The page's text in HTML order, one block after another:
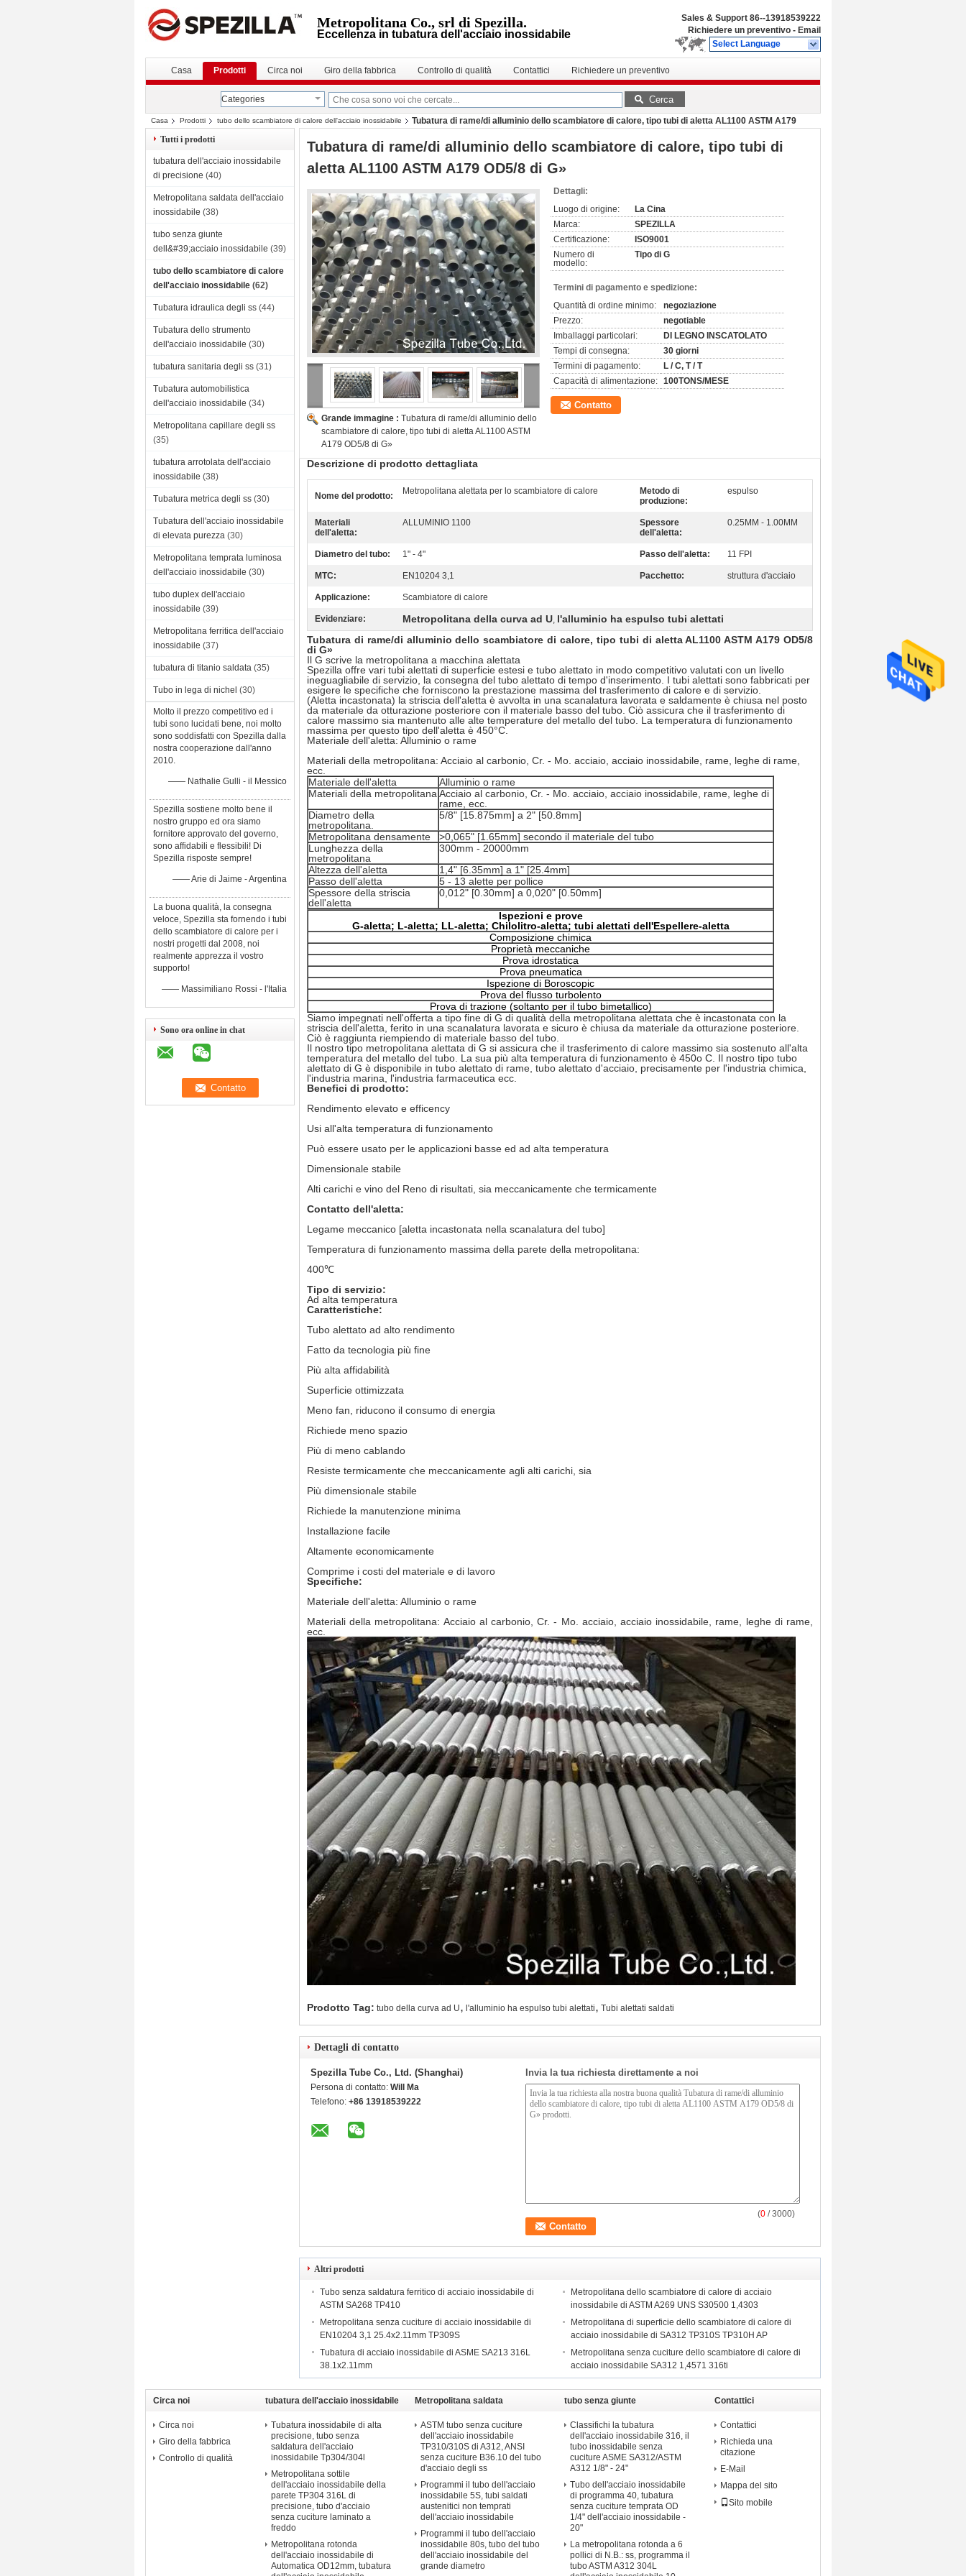
Metropolitana Co., srl di Spezilla.
Eccellenza in tubatura dell'acciaio inossidabile
Sales & Support 86--13918539222
Richiedere un preventivo - Email
Select Language
Casa Prodotti Circa noi Giro della fabbrica Controllo di qualità Contattici Richiedere un preventivo
Categories Cerca
Casa Prodotti tubo dello scambiatore di calore dell'acciaio inossidabile
Tubatura di rame/di alluminio dello scambiatore di calore, tipo tubi di aletta AL1100 ASTM A179
OD5/8 di G»
Tutti i prodotti
tubatura dell'acciaio inossidabile
di precisione (40)
Metropolitana saldata dell'acciaio
inossidabile (38)
tubo senza giunte
dell&#39;acciaio inossidabile (39)
tubo dello scambiatore di calore
dell'acciaio inossidabile (62)
Tubatura idraulica degli ss (44)
Tubatura dello strumento
dell'acciaio inossidabile (30)
tubatura sanitaria degli ss (31)
Tubatura automobilistica
dell'acciaio inossidabile (34)
Metropolitana capillare degli ss
(35)
tubatura arrotolata dell'acciaio
inossidabile (38)
Tubatura metrica degli ss (30)
Tubatura dell'acciaio inossidabile
di elevata purezza (30)
Metropolitana temprata luminosa
dell'acciaio inossidabile (30)
tubo duplex dell'acciaio
inossidabile (39)
Metropolitana ferritica dell'acciaio
inossidabile (37)
tubatura di titanio saldata (35)
Tubo in lega di nichel (30)
Molto il prezzo competitivo ed i
tubi sono lucidati bene, noi molto
sono soddisfatti con Spezilla dalla
nostra cooperazione dall'anno
2010.
—— Nathalie Gulli - il Messico
Spezilla sostiene molto bene il
nostro gruppo ed ora siamo
fornitore approvato del governo,
sono affidabili e flessibili! Di
Spezilla risposte sempre!
—— Arie di Jaime - Argentina
La buona qualità, la consegna
veloce, Spezilla sta fornendo i tubi
dello scambiatore di calore per i
nostri progetti dal 2008, noi
realmente apprezza il vostro
supporto!
—— Massimiliano Rossi - l'Italia
Sono ora online in chat
Tubatura di rame/di alluminio dello scambiatore di calore, tipo tubi di
aletta AL1100 ASTM A179 OD5/8 di G»
Grande immagine : Tubatura di rame/di alluminio dello
scambiatore di calore, tipo tubi di aletta AL1100 ASTM
A179 OD5/8 di G»
Dettagli:
Luogo di origine:
La Cina
Marca:
SPEZILLA
Certificazione:
ISO9001
Numero di
modello:
Tipo di G
Termini di pagamento e spedizione:
Quantità di ordine minimo:
negoziazione
Prezzo:
negotiable
Imballaggi particolari:
DI LEGNO INSCATOLATO
Tempi di consegna:
30 giorni
Termini di pagamento:
L / C, T / T
Capacità di alimentazione: 100TONS/MESE
Contatto
Descrizione di prodotto dettagliata
Nome del prodotto: Metropolitana alettata per lo scambiatore di calore
Metodo di
produzione:
espulso
Materiali
dell'aletta:
ALLUMINIO 1100
Spessore
dell'aletta:
0.25MM - 1.00MM
Diametro del tubo: 1" - 4" Passo dell'aletta: 11 FPI
MTC: EN10204 3,1 Pacchetto: struttura d'acciaio
Applicazione: Scambiatore di calore
Evidenziare: Metropolitana della curva ad U, l'alluminio ha espulso tubi alettati
Tubatura di rame/di alluminio dello scambiatore di calore, tipo tubi di aletta AL1100 ASTM A179 OD5/8
di G»
Il G scrive la metropolitana a macchina alettata
Spezilla offre vari tubi alettati di superficie estesi e tubo alettato in modo competitivo valutati con un livello
ineguagliabile di servizio, la consegna del tubo alettato di tempo d'inserimento. I tubi alettati sono fabbricati per
esigere le specifiche che forniscono la prestazione massima del trasferimento di calore e di servizio.
(Aletta incastonata) la striscia dell'aletta è avvolta in una scanalatura lavorata e saldamente è chiusa nel posto
da materiale da otturazione posteriore con il materiale basso del tubo. Ciò assicura che il trasferimento di
calore massimo sia mantenuto alle alte temperature del metallo del tubo. La temperatura di funzionamento
massima per questo tipo dell'aletta è 450°C.
Materiale dell'aletta: Alluminio o rame
Materiali della metropolitana: Acciaio al carbonio, Cr. - Mo. acciaio, acciaio inossidabile, rame, leghe di rame,
ecc.
Materiale dell'aletta
Alluminio o rame
Materiali della metropolitana Acciaio al carbonio, Cr. - Mo. acciaio, acciaio inossidabile, rame, leghe di
rame, ecc.
Diametro della
metropolitana.
5/8" [15.875mm] a 2" [50.8mm]
Metropolitana densamente
>0,065" [1.65mm] secondo il materiale del tubo
Lunghezza della
metropolitana
300mm - 20000mm
Altezza dell'aletta
1,4" [6.35mm] a 1" [25.4mm]
Passo dell'aletta
5 - 13 alette per pollice
Spessore della striscia
dell'aletta
0,012" [0.30mm] a 0,020" [0.50mm]
Ispezioni e prove
G-aletta; L-aletta; LL-aletta; Chilolitro-aletta; tubi alettati dell'Espellere-aletta
Composizione chimica
Proprietà meccaniche
Prova idrostatica
Prova pneumatica
Ispezione di Boroscopic
Prova del flusso turbolento
Prova di trazione (soltanto per il tubo bimetallico)
Siamo impegnati nell'offerta a tipo fine di G di qualità della metropolitana alettata che è incastonata con la
striscia dell'aletta, ferito in una scanalatura lavorata e sicuro è chiusa da materiale da otturazione posteriore.
Ciò è raggiunta riempiendo di materiale basso del tubo.
Il nostro tipo metropolitana alettata di G si assicura che il trasferimento di calore massimo sia sostenuto all'alta
temperatura del metallo del tubo. La sua più alta temperatura di funzionamento è 450o C. Il nostro tipo tubo
alettato di G è disponibile in tubo alettato di rame, tubo alettato d'acciaio, precisamente per l'industria chimica,
l'industria marina, l'industria farmaceutica ecc.
Benefici di prodotto:
Rendimento elevato e efficency
Usi all'alta temperatura di funzionamento
Può essere usato per le applicazioni basse ed ad alta temperatura
Dimensionale stabile
Alti carichi e vino del Reno di risultati, sia meccanicamente che termicamente
Contatto dell'aletta:
Legame meccanico [aletta incastonata nella scanalatura del tubo]
Temperatura di funzionamento massima della parete della metropolitana:
400℃
Tipo di servizio:
Ad alta temperatura
Caratteristiche:
Tubo alettato ad alto rendimento
Fatto da tecnologia più fine
Più alta affidabilità
Superficie ottimizzata
Meno fan, riducono il consumo di energia
Richiede meno spazio
Più di meno cablando
Resiste termicamente che meccanicamente agli alti carichi, sia
Più dimensionale stabile
Richiede la manutenzione minima
Installazione facile
Altamente economicamente
Comprime i costi del materiale e di lavoro
Specifiche:
Materiale dell'aletta: Alluminio o rame
Materiali della metropolitana: Acciaio al carbonio, Cr. - Mo. acciaio, acciaio inossidabile, rame, leghe di rame,
ecc.
Prodotto Tag: tubo della curva ad U, l'alluminio ha espulso tubi alettati, Tubi alettati saldati
Dettagli di contatto
Spezilla Tube Co., Ltd. (Shanghai)
Persona di contatto: Will Ma
Telefono: +86 13918539222
Invia la tua richiesta direttamente a noi
(0 / 3000)
Altri prodotti
Tubo senza saldatura ferritico di acciaio inossidabile di
ASTM SA268 TP410
Metropolitana dello scambiatore di calore di acciaio
inossidabile di ASTM A269 UNS S30500 1,4303
Metropolitana senza cuciture di acciaio inossidabile di
EN10204 3,1 25.4x2.11mm TP309S
Metropolitana di superficie dello scambiatore di calore di
acciaio inossidabile di SA312 TP310S TP310H AP
Tubatura di acciaio inossidabile di ASME SA213 316L
38.1x2.11mm
Metropolitana senza cuciture dello scambiatore di calore di
acciaio inossidabile SA312 1,4571 316ti
Circa noi
Circa noi
Giro della fabbrica
Controllo di qualità
tubatura dell'acciaio inossidabile
di precisione
Tubatura inossidabile di alta
precisione, tubo senza
saldatura dell'acciaio
inossidabile Tp304/304l
Metropolitana sottile
dell'acciaio inossidabile della
parete TP304 316L di
precisione, tubo d'acciaio
senza cuciture laminato a
freddo
Metropolitana rotonda
dell'acciaio inossidabile di
Automatica OD12mm, tubatura
Metropolitana saldata
dell'acciaio inossidabile
ASTM tubo senza cuciture
dell'acciaio inossidabile
TP310/310S di A312, ANSI
senza cuciture B36.10 del tubo
d'acciaio degli ss
Programmi il tubo dell'acciaio
inossidabile 5S, tubi saldati
austenitici non temprati
dell'acciaio inossidabile
Programmi il tubo dell'acciaio
inossidabile 80s, tubo del tubo
dell'acciaio inossidabile del
grande diametro
tubo senza giunte
dell&#39;acciaio inossidabile
Classifichi la tubatura
dell'acciaio inossidabile 316, il
tubo inossidabile senza
cuciture ASME SA312/ASTM
A312 1/8" - 24"
Tubo dell'acciaio inossidabile
di programma 40, tubatura
senza cuciture temprata OD
1/4" dell'acciaio inossidabile -
20"
La metropolitana rotonda a 6
pollici di N.B.: ss, programma il
tubo ASTM A312 304L
Contattici
Contattici
Richieda una
citazione
E-Mail
Mappa del sito
Sito mobile